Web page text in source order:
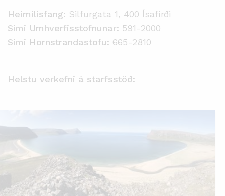
Heimilisfang: Silfurgata 1, 400 Ísafirði
Sími Umhverfisstofnunar: 591-2000
Sími Hornstrandastofu: 665-2810
Helstu verkefni á starfsstöð: